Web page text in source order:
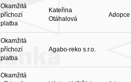
Okamžitá
příchozí
platba
Kateřina
Otáhalová
Okamžitá
příchozí
platba
Agabo-reko s.r.o.
Okamžitá